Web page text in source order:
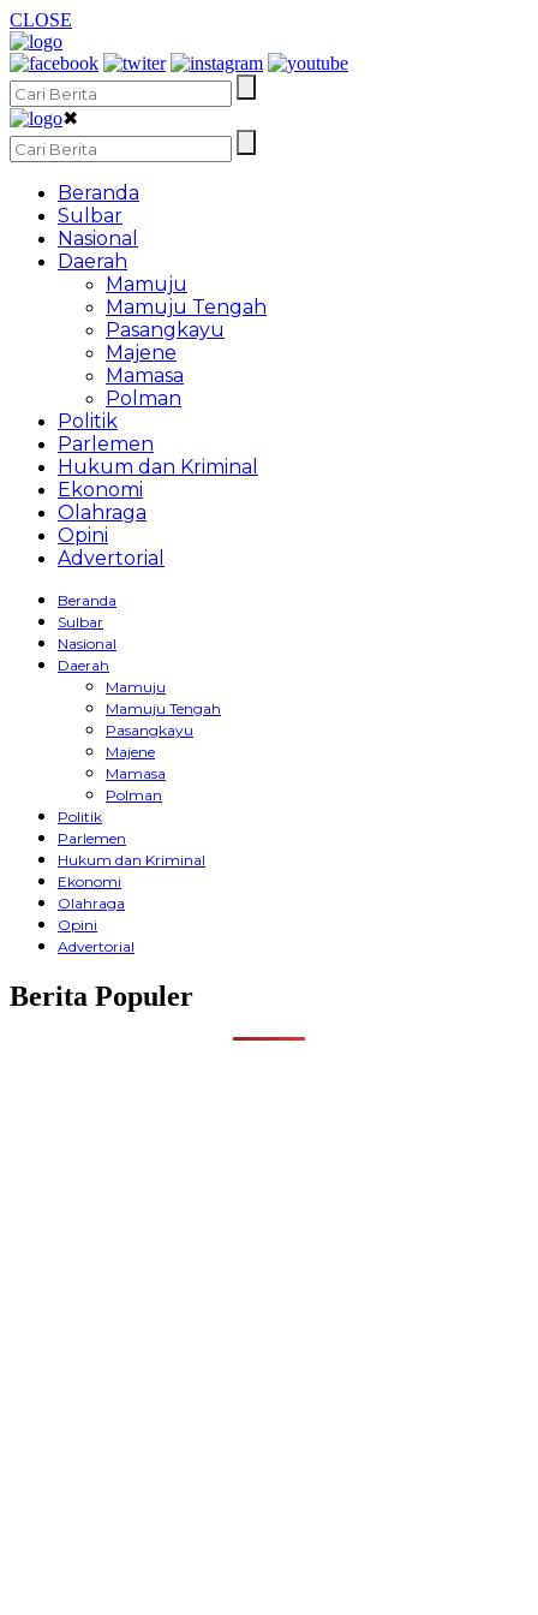
CLOSE
✖
Beranda
Sulbar
Nasional
Daerah
Mamuju
Mamuju Tengah
Pasangkayu
Majene
Mamasa
Polman
Politik
Parlemen
Hukum dan Kriminal
Ekonomi
Olahraga
Opini
Advertorial
Beranda
Sulbar
Nasional
Daerah
Mamuju
Mamuju Tengah
Pasangkayu
Majene
Mamasa
Polman
Politik
Parlemen
Hukum dan Kriminal
Ekonomi
Olahraga
Opini
Advertorial
Berita Populer